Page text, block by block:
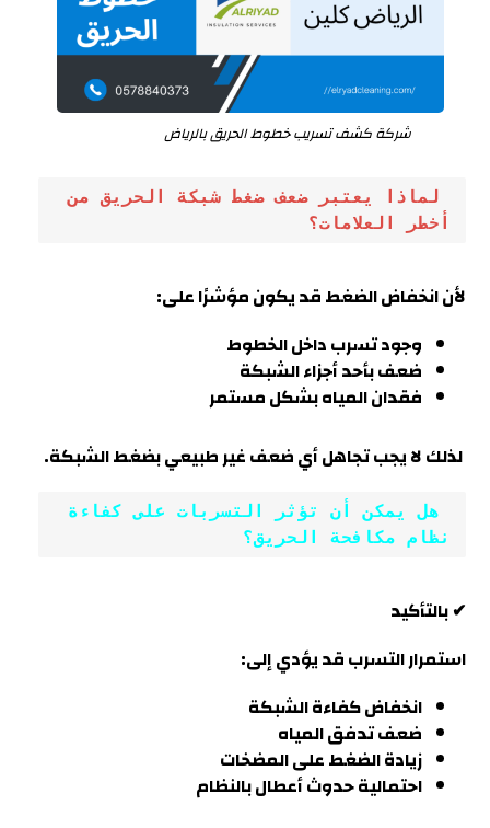
شركة كشف تسريب خطوط الحريق بالرياض
لماذا يعتبر ضعف ضغط شبكة الحريق من
أخطر العلامات؟
لأن انخفاض الضغط قد يكون مؤشرًا على:
وجود تسرب داخل الخطوط
ضعف بأحد أجزاء الشبكة
فقدان المياه بشكل مستمر
لذلك لا يجب تجاهل أي ضعف غير طبيعي بضغط الشبكة.
نظام مكافحة الحريق؟
✔ بالتأكيد
استمرار التسرب قد يؤدي إلى:
انخفاض كفاءة الشبكة
ضعف تدفق المياه
زيادة الضغط على المضخات
احتمالية حدوث أعطال بالنظام